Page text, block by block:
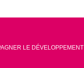
LE DÉVELOPPEMENT